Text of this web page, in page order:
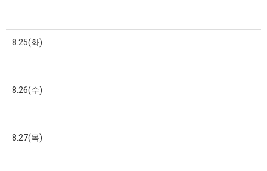
8.25(화)
8.26(수)
8.27(목)